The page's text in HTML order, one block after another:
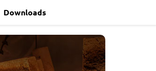
Downloads